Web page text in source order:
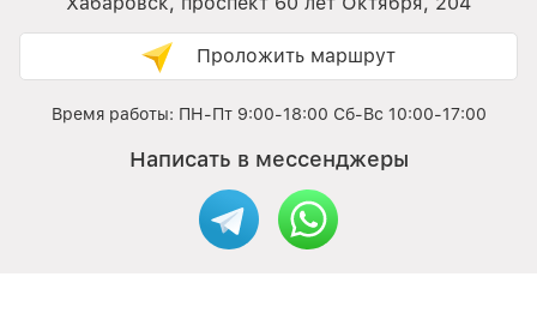
Проложить маршрут
Время работы: ПН-Пт 9:00-18:00 Сб-Вс 10:00-17:00
Написать в мессенджеры